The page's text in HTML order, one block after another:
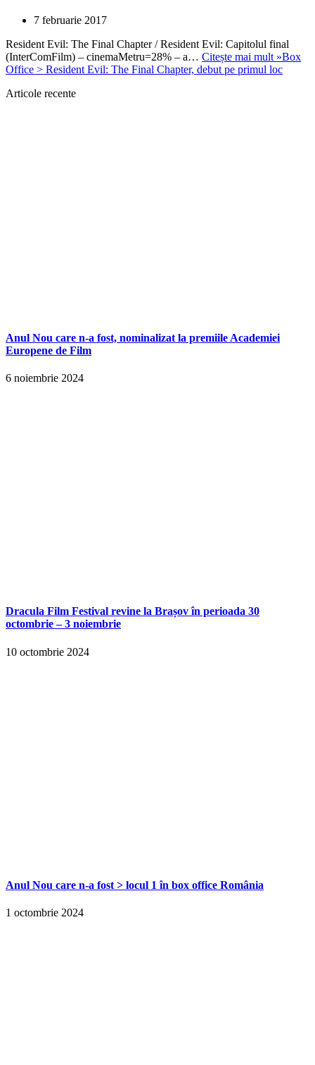
7 februarie 2017
Resident Evil: The Final Chapter / Resident Evil: Capitolul final
(InterComFilm) – cinemaMetru=28% – a… Citește mai mult »Box
Office > Resident Evil: The Final Chapter, debut pe primul loc
Articole recente
Anul Nou care n-a fost, nominalizat la premiile Academiei
Europene de Film
6 noiembrie 2024
Dracula Film Festival revine la Brașov în perioada 30
octombrie – 3 noiembrie
10 octombrie 2024
Anul Nou care n-a fost > locul 1 în box office România
1 octombrie 2024